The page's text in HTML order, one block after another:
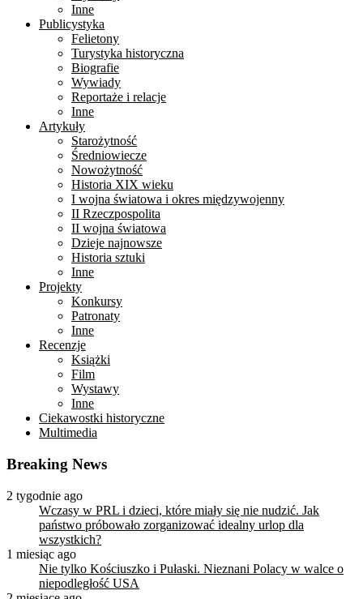
Inne
Publicystyka
Felietony
Turystyka historyczna
Biografie
Wywiady
Reportaże i relacje
Inne
Artykuły
Starożytność
Średniowiecze
Nowożytność
Historia XIX wieku
I wojna światowa i okres międzywojenny
II Rzeczpospolita
II wojna światowa
Dzieje najnowsze
Historia sztuki
Inne
Projekty
Konkursy
Patronaty
Inne
Recenzje
Książki
Film
Wystawy
Inne
Ciekawostki historyczne
Multimedia
Breaking News
2 tygodnie ago
Wczasy w PRL i dzieci, które miały się nie nudzić. Jak
państwo próbowało zorganizować idealny urlop dla
wszystkich?
1 miesiąc ago
Nie tylko Kościuszko i Pułaski. Nieznani Polacy w walce o
niepodległość USA